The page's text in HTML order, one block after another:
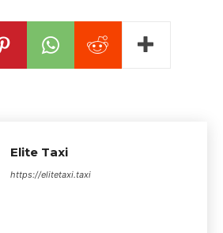
Elite Taxi
https://elitetaxi.taxi